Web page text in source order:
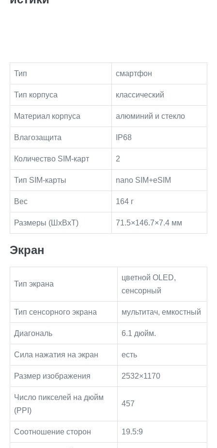
Тип смартфон
Тип корпуса классический
Материал корпуса алюминий и стекло
Влагозащита IP68
Количество SIM-карт 2
Тип SIM-карты nano SIM+eSIM
Вес 164 г
Размеры (ШxВxТ) 71.5×146.7×7.4 мм
Экран
Тип экрана
цветной OLED,
сенсорный
Тип сенсорного экрана мультитач, емкостный
Диагональ 6.1 дюйм.
Сила нажатия на экран есть
Размер изображения 2532×1170
Число пикселей на дюйм
(PPI)
457
Соотношение сторон 19.5:9